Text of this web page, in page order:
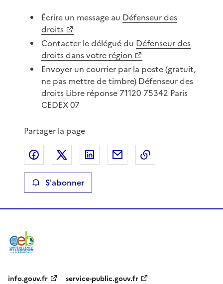
Écrire un message au Défenseur des
droits
Contacter le délégué du Défenseur des
droits dans votre région
Envoyer un courrier par la poste (gratuit,
ne pas mettre de timbre) Défenseur des
droits Libre réponse 71120 75342 Paris
CEDEX 07
Partager la page
Partager sur Facebook
Partager sur XPartager sur LinkedIn
Partager par email
S'abonner
info.gouv.fr service-public.gouv.fr